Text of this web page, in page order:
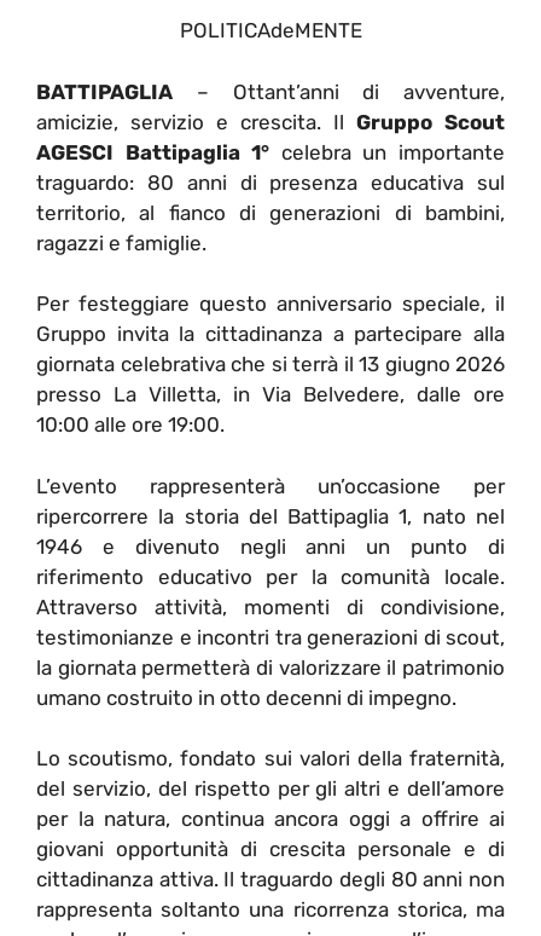
POLITICAdeMENTE
BATTIPAGLIA – Ottant’anni di avventure,
amicizie, servizio e crescita. Il Gruppo Scout
AGESCI Battipaglia 1° celebra un importante
traguardo: 80 anni di presenza educativa sul
territorio, al fianco di generazioni di bambini,
ragazzi e famiglie.
Per festeggiare questo anniversario speciale, il
Gruppo invita la cittadinanza a partecipare alla
giornata celebrativa che si terrà il 13 giugno 2026
presso La Villetta, in Via Belvedere, dalle ore
10:00 alle ore 19:00.
L’evento rappresenterà un’occasione per
ripercorrere la storia del Battipaglia 1, nato nel
1946 e divenuto negli anni un punto di
riferimento educativo per la comunità locale.
Attraverso attività, momenti di condivisione,
testimonianze e incontri tra generazioni di scout,
la giornata permetterà di valorizzare il patrimonio
umano costruito in otto decenni di impegno.
Lo scoutismo, fondato sui valori della fraternità,
del servizio, del rispetto per gli altri e dell’amore
per la natura, continua ancora oggi a offrire ai
giovani opportunità di crescita personale e di
cittadinanza attiva. Il traguardo degli 80 anni non
rappresenta soltanto una ricorrenza storica, ma